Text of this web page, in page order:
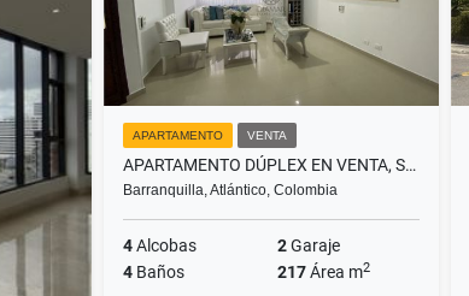
APARTAMENTO VENTA
APARTAMENTO DÚPLEX EN VENTA, SECTOR MIRAMAR
Barranquilla, Atlántico, Colombia
4Alcobas 2Garaje
4 Baños 217Área m2